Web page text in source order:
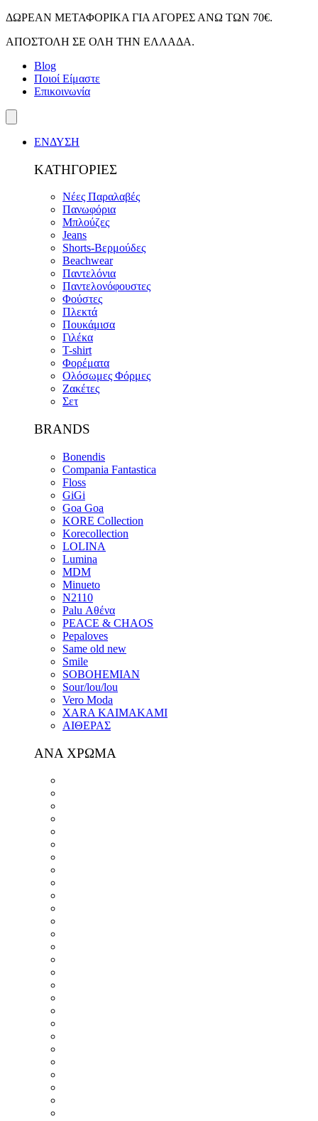
Skip
content
ΔΩΡΕΑΝ ΜΕΤΑΦΟΡΙΚΑ ΓΙΑ ΑΓΟΡΕΣ ΑΝΩ ΤΩΝ 70€.
ΑΠΟΣΤΟΛΗ ΣΕ ΟΛΗ ΤΗΝ ΕΛΛΑΔΑ.
Blog
Ποιοί Είμαστε
Επικοινωνία
ΕΝΔΥΣΗ
ΚΑΤΗΓΟΡΙΕΣ
Νέες Παραλαβές
Πανωφόρια
Μπλούζες
Jeans
Shorts-Βερμούδες
Beachwear
Παντελόνια
Παντελονόφουστες
Φούστες
Πλεκτά
Πουκάμισα
Γιλέκα
T-shirt
Φορέματα
Ολόσωμες Φόρμες
Ζακέτες
Σετ
BRANDS
Bonendis
Compania Fantastica
Floss
GiGi
Goa Goa
KORE Collection
Korecollection
LOLINA
Lumina
MDM
Minueto
N2110
Palu Αθένα
PEACE & CHAOS
Pepaloves
Same old new
Smile
SOBOHEMIAN
Sour/lou/lou
Vero Moda
XARA KAIMAKAMI
ΑΙΘΕΡΑΣ
ΑΝΑ ΧΡΩΜΑ